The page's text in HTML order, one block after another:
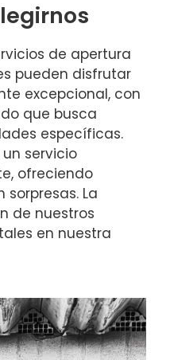
de apertura
pueden disfrutar
excepcional, con
que busca
específicas.
servicio
ofreciendo
La
de nuestros
en nuestra